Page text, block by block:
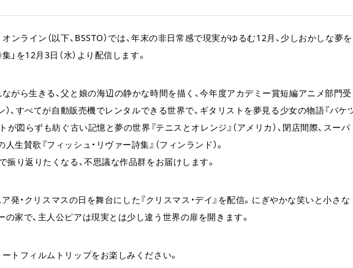
ライン（以下、BSSTO）では、年末の非日常感で現実がゆるむ12月、少しおかしな夢を
を12月3日（水）より配信します。
がら生きる、父と娘の海辺の静かな時間を描く、今年度アカデミー賞短編アニメ部門受
）、すべてが自動販売機でレンタルできる世界で、ギタリストを夢見る少女の物語『バケ
が図らずも紡ぐ古い記憶と夢の世界『テニスとオレンジ』（アメリカ）、閉店間際、スーパ
賛歌『フィッシュ・リヴァー詩集』（フィンランド）。
振り返りたくなる、不思議な作品群をお届けします。
ア発・クリスマスの日を舞台にした『クリスマス・デイ』を配信。にぎやかな笑いと小さな
家で、主人公ピアは現実とは少し違う世界の扉を開きます。
トフィルムトリップをお楽しみください。